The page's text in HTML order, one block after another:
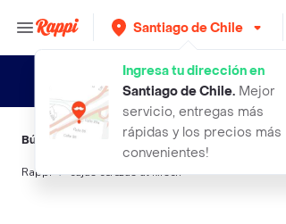
Santiago de Chile
Ingresa tu dirección en
Santiago de Chile. Mejor
servicio, entregas más
rápidas y los precios más
convenientes!
Búsquedas relacionadas:Chocolates,Varsovienne
Rappi cajas cerezas al kirsch